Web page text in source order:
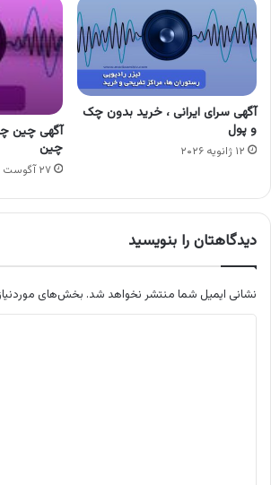
آگهی سرای ایرانی ، خرید بدون چک
و پول
۱۲ ژانویه ۲۰۲۶
آگهی چین
چین
۲۷ آگوست ۲۰۱۹
دیدگاهتان را بنویسید
نشانی ایمیل شما منتشر نخواهد شد. بخش‌های